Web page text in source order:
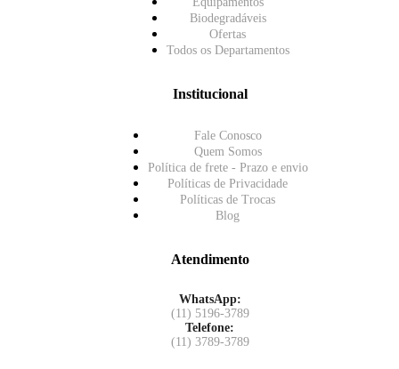
Biodegradáveis
Ofertas
Todos os Departamentos
Institucional
Fale Conosco
Quem Somos
Política de frete - Prazo e envio
Políticas de Privacidade
Políticas de Trocas
Blog
Atendimento
WhatsApp:
(11) 5196-3789
Telefone:
(11) 3789-3789